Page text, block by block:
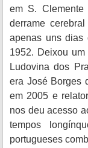
em S. Clemente
derrame
apenas uns dias
1952. Deixou
Ludovina dos
era José Borges
em 2005 e
nos deu acesso
tempos
portugueses